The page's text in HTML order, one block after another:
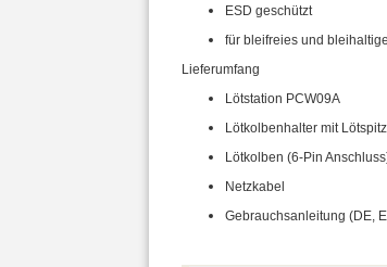
ESD geschützt
für bleifreies und
Lieferumfang
Lötstation PCW09A
Lötkolbenhalter mit
Lötkolben (6-Pin
Netzkabel
Gebrauchsanleitung (DE,